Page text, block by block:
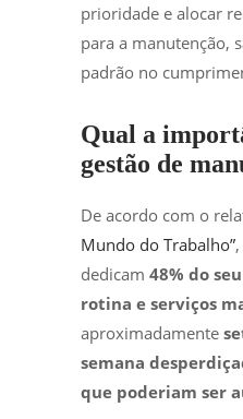
prioridade e alocar
para a manutenção,
padrão no
Qual a
gestão de
De acordo com o
Mundo do Trabalho”
dedicam 48% do
rotina e serviços
aproximadamente
semana
que poderiam ser